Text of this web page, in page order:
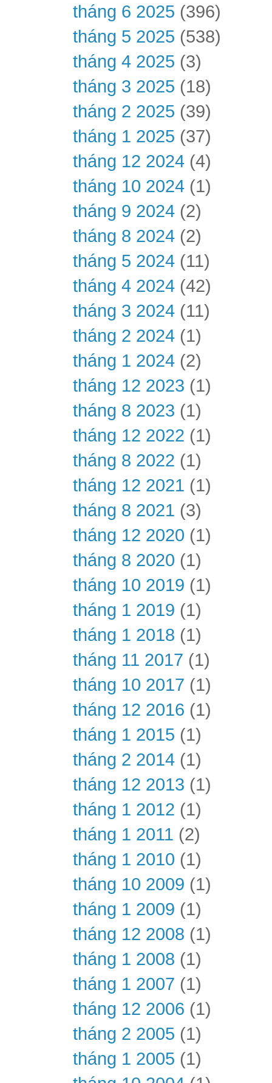
tháng 6 2025 (396)
tháng 5 2025 (538)
tháng 4 2025 (3)
tháng 3 2025 (18)
tháng 2 2025 (39)
tháng 1 2025 (37)
tháng 12 2024 (4)
tháng 10 2024 (1)
tháng 9 2024 (2)
tháng 8 2024 (2)
tháng 5 2024 (11)
tháng 4 2024 (42)
tháng 3 2024 (11)
tháng 2 2024 (1)
tháng 1 2024 (2)
tháng 12 2023 (1)
tháng 8 2023 (1)
tháng 12 2022 (1)
tháng 8 2022 (1)
tháng 12 2021 (1)
tháng 8 2021 (3)
tháng 12 2020 (1)
tháng 8 2020 (1)
tháng 10 2019 (1)
tháng 1 2019 (1)
tháng 1 2018 (1)
tháng 11 2017 (1)
tháng 10 2017 (1)
tháng 12 2016 (1)
tháng 1 2015 (1)
tháng 2 2014 (1)
tháng 12 2013 (1)
tháng 1 2012 (1)
tháng 1 2011 (2)
tháng 1 2010 (1)
tháng 10 2009 (1)
tháng 1 2009 (1)
tháng 12 2008 (1)
tháng 1 2008 (1)
tháng 1 2007 (1)
tháng 12 2006 (1)
tháng 2 2005 (1)
tháng 1 2005 (1)